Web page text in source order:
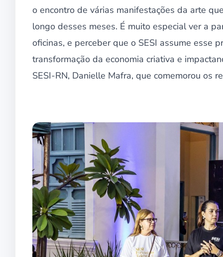
o encontro de várias manifestações da arte
longo desses meses. É muito especial ver a
oficinas, e perceber que o SESI assume esse
transformação da economia criativa e
SESI-RN, Danielle Mafra, que comemorou os